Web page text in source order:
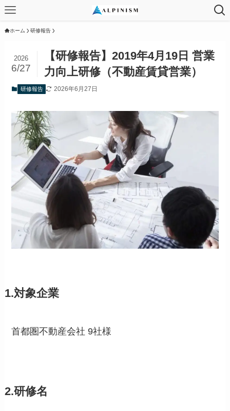
ホーム 研修報告
【研修報告】2019年4月19日 営業
力向上研修（不動産賃貸営業）
2026
6/27
研修報告 2026年6月27日
1.対象企業
首都圏不動産会社 9社様
2.研修名